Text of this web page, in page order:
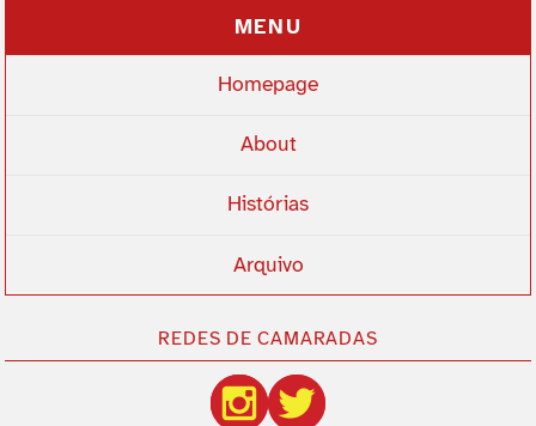
MENU
Homepage
About
Histórias
Arquivo
REDES DE CAMARADAS